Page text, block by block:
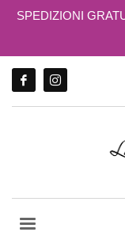
SPEDIZIONI